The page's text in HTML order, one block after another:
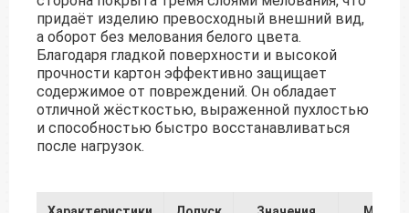
придаёт изделию превосходный внешний вид,
а оборот без мелования белого цвета.
Благодаря гладкой поверхности и высокой
прочности картон эффективно защищает
содержимое от повреждений. Он обладает
отличной жёсткостью, выраженной пухлостью
и способностью быстро восстанавливаться
после нагрузок.